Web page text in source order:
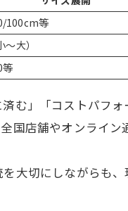
100cm等
大）
等
む」「コストパフ
国店舗やオンライ
大切にしながらも